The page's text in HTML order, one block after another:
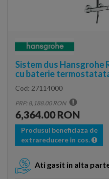
Sistem dus Hansgrohe
cu baterie
Cod: 27114000
PRP: 8,188.00 RON
6,364.00 RON
Produsul beneficiaza de
extrareducere in cos.
Ati gasit in alta